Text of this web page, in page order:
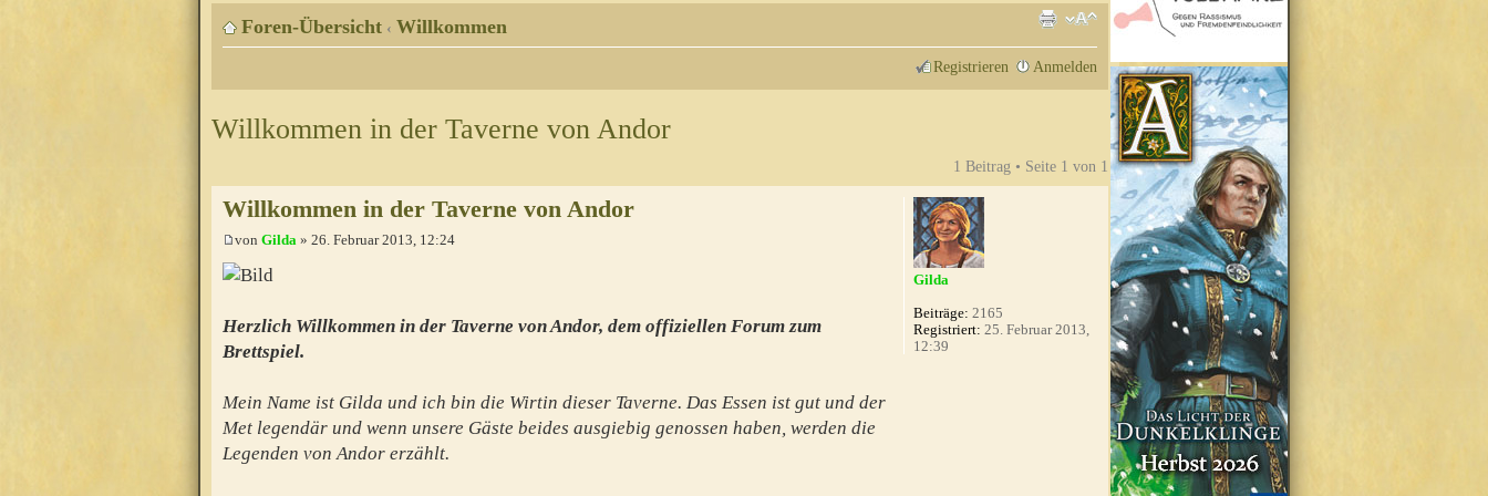
Foren-Übersicht ‹ Willkommen
Registrieren Anmelden
Willkommen in der Taverne von Andor
1 Beitrag • Seite 1 von 1
Willkommen in der Taverne von Andor
von Gilda » 26. Februar 2013, 12:24
Herzlich Willkommen in der Taverne von Andor, dem offiziellen Forum zum
Brettspiel.
Mein Name ist Gilda und ich bin die Wirtin dieser Taverne. Das Essen ist gut und der
Met legendär und wenn unsere Gäste beides ausgiebig genossen haben, werden die
Legenden von Andor erzählt.
Gilda
Beiträge: 2165
Registriert: 25. Februar 2013,
12:39